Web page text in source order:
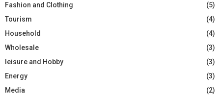
Fashion and Clothing
(5)
Tourism
(4)
Household
(4)
Wholesale
(3)
leisure and Hobby
(3)
Energy
(3)
Media
(2)